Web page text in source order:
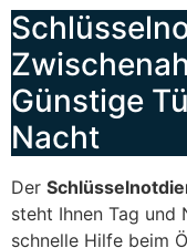
Günstige
Nacht
Der
steht Ihnen Tag und
schnelle Hilfe beim